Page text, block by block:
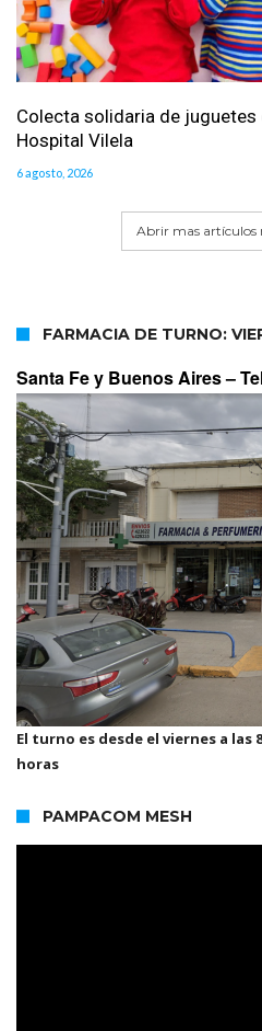
Colecta solidaria de juguetes
Hospital Vilela
6 agosto, 2026
Abrir mas artículos
FARMACIA DE TURNO:
Santa Fe y Buenos Aires –
El turno es desde el viernes a las
horas
PAMPACOM MESH